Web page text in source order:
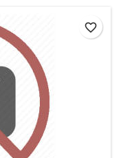
favorite_border